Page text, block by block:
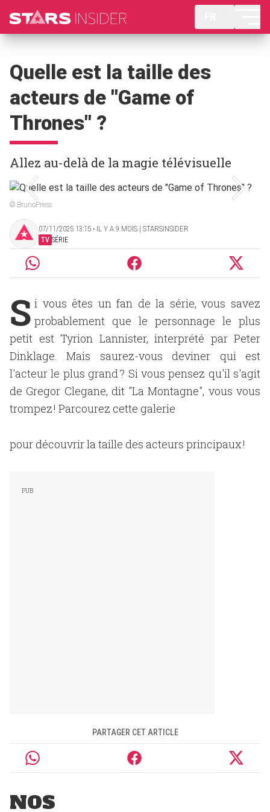
Quelle est la taille des
acteurs de "Game of
Thrones" ?
Allez au-delà de la magie télévisuelle
© BrunoPress
07/11/2025 13:15 ‧ IL Y A 9 MOIS | STARSINSIDER
TV SÉRIE
S i vous êtes un fan de la série, vous savez
probablement que le personnage le plus
petit est Tyrion Lannister, interprété par Peter
Dinklage. Mais saurez-vous deviner qui est
l'acteur le plus grand ? Si vous pensez qu'il s'agit
de Gregor Clegane, dit "La Montagne", vous vous
trompez ! Parcourez cette galerie
pour découvrir la taille des acteurs principaux !
PARTAGER CET ARTICLE
NOS